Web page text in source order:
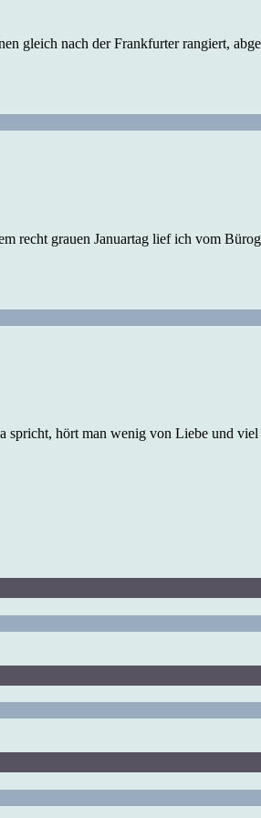
gleich nach der Frankfurter rangiert,
recht grauen Januartag lief ich vom
hört man wenig von Liebe und